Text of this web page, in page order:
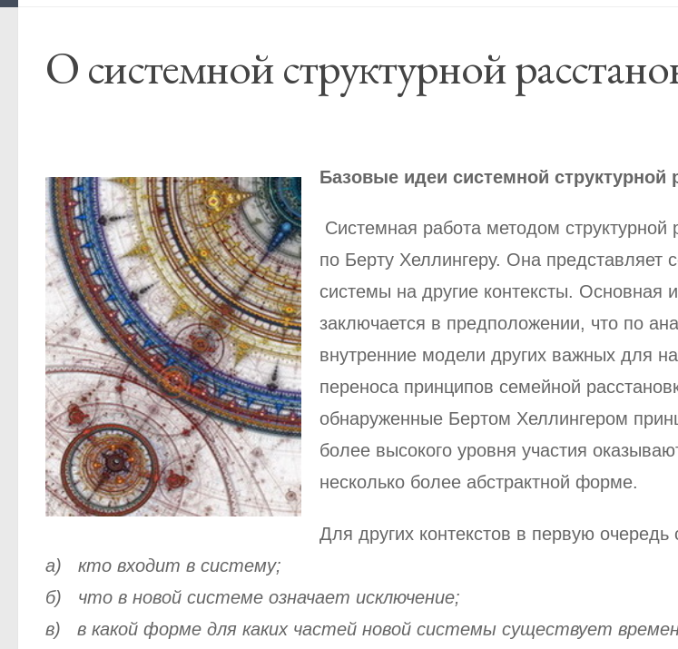
О системной структурной
Базовые идеи системной структурной
Системная работа методом структурной
по Берту Хеллингеру. Она представляет
системы на другие контексты. Основная
заключается в предположении, что по
внутренние модели других важных для
переноса принципов семейной
обнаруженные Бертом Хеллингером
более высокого уровня участия
несколько более абстрактной форме.
Для других контекстов в первую
а) кто входит в систему;
б) что в новой системе означает исключение;
в) в какой форме для каких частей новой системы существует